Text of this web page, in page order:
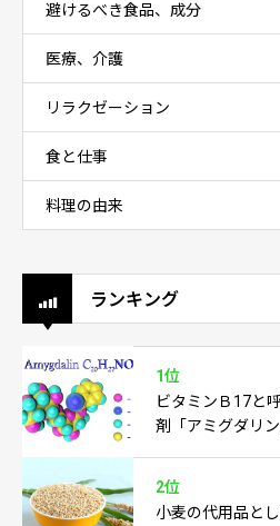
避けるべき食品、成分
医療、介護
リラクゼーション
食と仕事
料理の由来
ランキング
1位
ビタミンＢ17と
剤「アミグダリン
2位
小麦の代用品と